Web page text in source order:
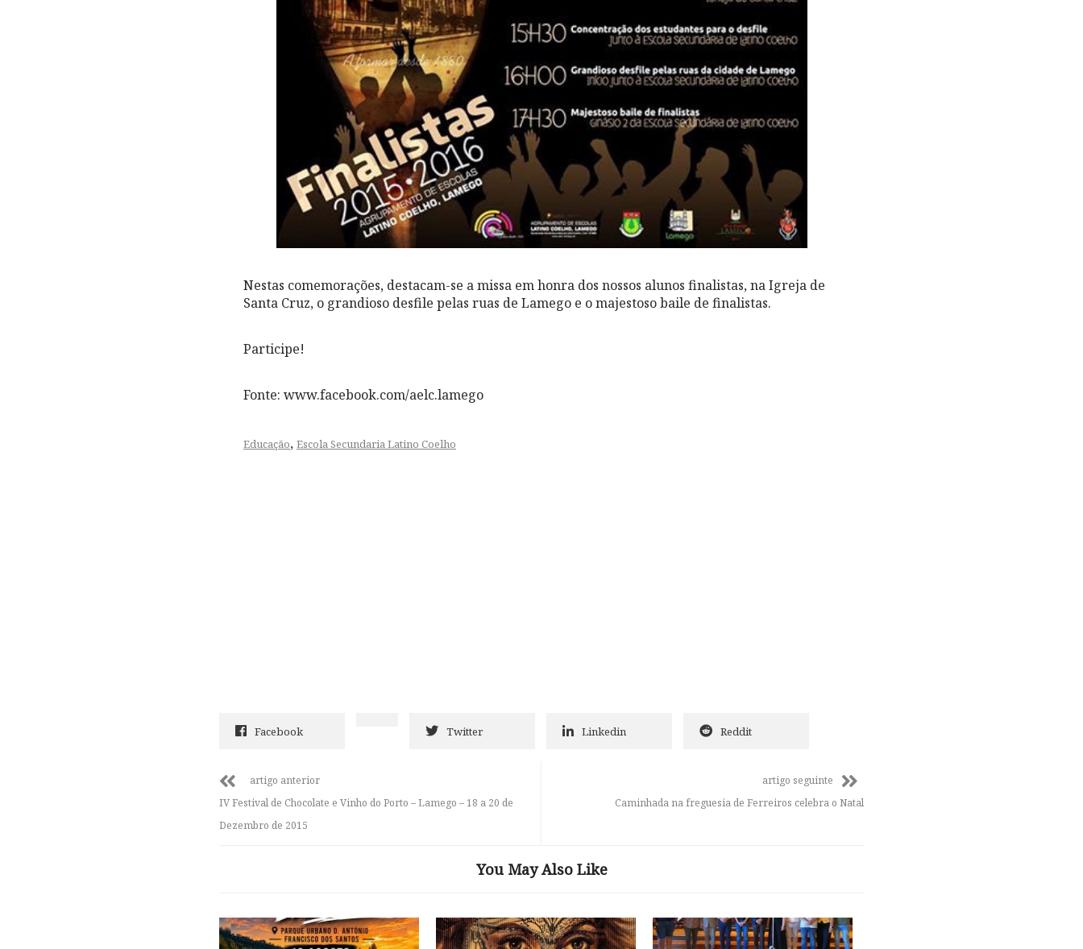
Nestas comemorações, destacam-se a missa em honra dos nossos alunos finalistas, na Igreja de
Santa Cruz, o grandioso desfile pelas ruas de Lamego e o majestoso baile de finalistas.
Participe!
Fonte: www.facebook.com/aelc.lamego
Educação, Escola Secundaria Latino Coelho
Facebook Twitter Linkedin Reddit
artigo anterior
IV Festival de Chocolate e Vinho do Porto – Lamego – 18 a 20 de
Dezembro de 2015
artigo seguinte
Caminhada na freguesia de Ferreiros celebra o Natal
You May Also Like